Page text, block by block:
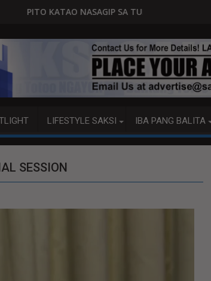
SA TUMAOB NA PUMP BOAT SA DAVAO CITY
LIFESTYLE SAKSI IBA PANG BALITA
SESSION